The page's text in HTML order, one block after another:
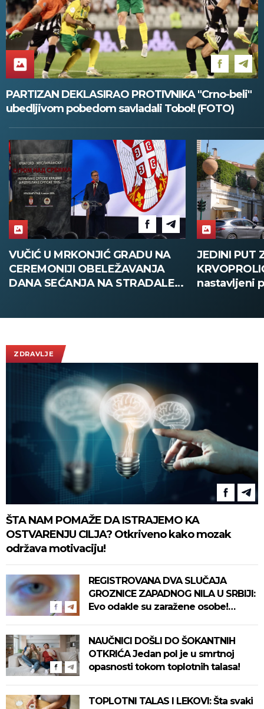
PARTIZAN DEKLASIRAO PROTIVNIKA "Crno-beli"
ubedljivom pobedom savladali Tobol! (FOTO)
JEDINI PUT ZA OKONČANJE
KRVOPROLIĆA U Rimu
nastavljeni pregovori Libana i
OVO JE
SRBIJI:
ZDRAVLJE
ŠTA NAM POMAŽE DA ISTRAJEMO KA
OSTVARENJU CILJA? Otkriveno kako mozak
održava motivaciju!
REGISTROVANA DVA SLUČAJA
GROZNICE ZAPADNOG NILA U SRBIJI:
Evo odakle su zaražene osobe!
NAUČNICI DOŠLI DO ŠOKANTNIH
OTKRIĆA Jedan pol je u smrtnoj
opasnosti tokom toplotnih talasa!
TOPLOTNI TALAS I LEKOVI: Šta svaki